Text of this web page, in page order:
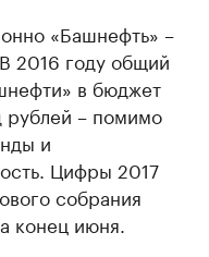
«Башнефть» –
2016 году общий
в бюджет
– помимо
и
Цифры 2017
собрания
конец июня.